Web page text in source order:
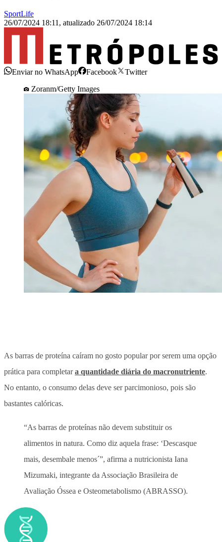
SportLife
26/07/2024 18:11 , atualizado 26/07/2024 18:14
Enviar no WhatsApp Facebook
Twitter
Zoranm/Getty Images
As barras de proteína caíram no gosto popular por serem uma opção
prática para completara quantidade diária do macronutriente.
No entanto, o consumo delas deve ser parcimonioso, pois são
bastantes calóricas.
“As barras de proteínas não devem substituir os
alimentos in natura. Como diz aquela frase: ‘Descasque
mais, desembale menos´”, afirma a nutricionista Iana
Mizumaki, integrante da Associação Brasileira de
Avaliação Óssea e Osteometabolismo (ABRASSO).